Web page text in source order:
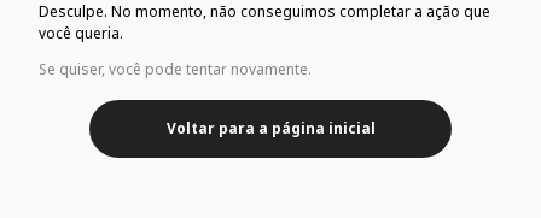
Desculpe. No momento, não conseguimos completar a ação que
você queria.
Se quiser, você pode tentar novamente.
Voltar para a página inicial